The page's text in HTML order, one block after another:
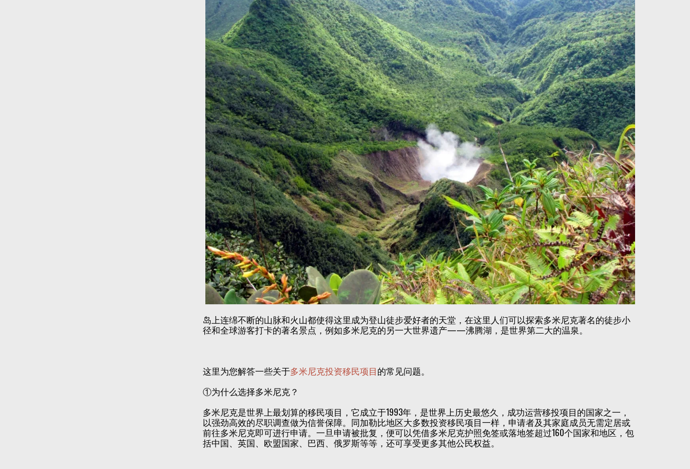
岛上连绵不断的山脉和火山都使得这里成为登山徒步爱好者的天堂，在这里人们可以探索多米尼克著名的徒步小
径和全球游客打卡的著名景点，例如多米尼克的另一大世界遗产——沸腾湖，是世界第二大的温泉。
这里为您解答一些关于多米尼克投资移民项目的常见问题。
①为什么选择多米尼克？
多米尼克是世界上最划算的移民项目，它成立于1993年，是世界上历史最悠久，成功运营移投项目的国家之一，
以强劲高效的尽职调查做为信誉保障。同加勒比地区大多数投资移民项目一样，申请者及其家庭成员无需定居或
前往多米尼克即可进行申请。一旦申请被批复，便可以凭借多米尼克护照免签或落地签超过160个国家和地区，包
括中国、英国、欧盟国家、巴西、俄罗斯等等，还可享受更多其他公民权益。